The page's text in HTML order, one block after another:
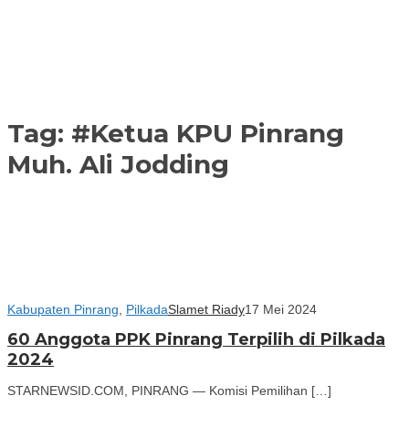
Tag: #Ketua KPU Pinrang
Muh. Ali Jodding
Kabupaten Pinrang PilkadaSlamet Riady17 Mei 2024
60 Anggota PPK Pinrang Terpilih di Pilkada
2024
STARNEWSID.COM, PINRANG — Komisi Pemilihan […]